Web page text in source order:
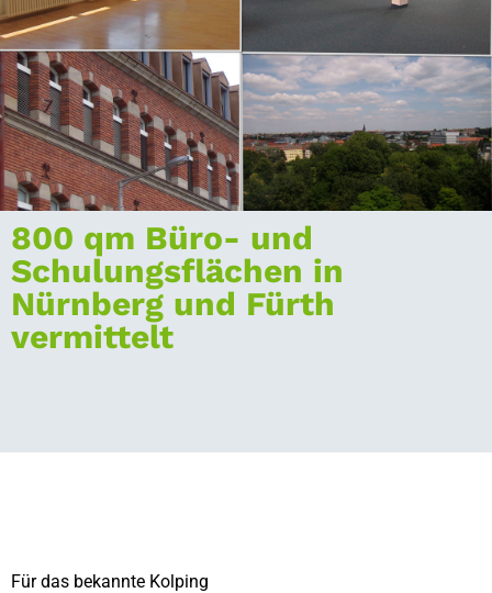
800 qm Büro- und
Schulungsflächen in
Nürnberg und Fürth
vermittelt
Für das bekannte Kolping